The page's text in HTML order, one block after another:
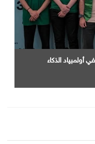
أولمبياد الذكاء